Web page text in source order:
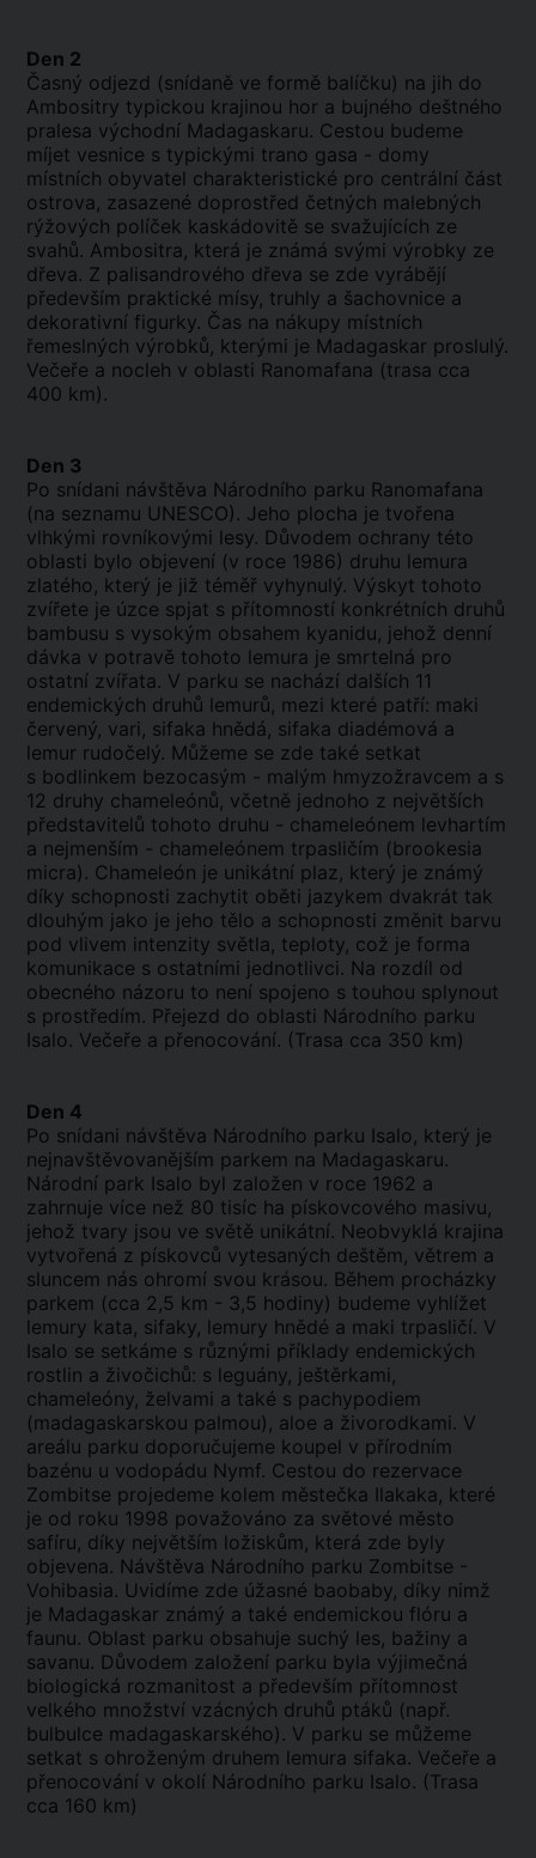
Den 2
Časný odjezd (snídaně ve formě balíčku) na jih do
Ambositry typickou krajinou hor a bujného deštného
pralesa východní Madagaskaru. Cestou budeme
míjet vesnice s typickými trano gasa - domy
místních obyvatel charakteristické pro centrální část
ostrova, zasazené doprostřed četných malebných
rýžových políček kaskádovitě se svažujících ze
svahů. Ambositra, která je známá svými výrobky ze
dřeva. Z palisandrového dřeva se zde vyrábějí
především praktické mísy, truhly a šachovnice a
dekorativní figurky. Čas na nákupy místních
řemeslných výrobků, kterými je Madagaskar proslulý.
Večeře a nocleh v oblasti Ranomafana (trasa cca
400 km).
Den 3
Po snídani návštěva Národního parku Ranomafana
(na seznamu UNESCO). Jeho plocha je tvořena
vlhkými rovníkovými lesy. Důvodem ochrany této
oblasti bylo objevení (v roce 1986) druhu lemura
zlatého, který je již téměř vyhynulý. Výskyt tohoto
zvířete je úzce spjat s přítomností konkrétních druhů
bambusu s vysokým obsahem kyanidu, jehož denní
dávka v potravě tohoto lemura je smrtelná pro
ostatní zvířata. V parku se nachází dalších 11
endemických druhů lemurů, mezi které patří: maki
červený, vari, sifaka hnědá, sifaka diadémová a
lemur rudočelý. Můžeme se zde také setkat
s bodlinkem bezocasým - malým hmyzožravcem a s
12 druhy chameleónů, včetně jednoho z největších
představitelů tohoto druhu - chameleónem levhartím
a nejmenším - chameleónem trpasličím (brookesia
micra). Chameleón je unikátní plaz, který je známý
díky schopnosti zachytit oběti jazykem dvakrát tak
dlouhým jako je jeho tělo a schopnosti změnit barvu
pod vlivem intenzity světla, teploty, což je forma
komunikace s ostatními jednotlivci. Na rozdíl od
obecného názoru to není spojeno s touhou splynout
s prostředím. Přejezd do oblasti Národního parku
Isalo. Večeře a přenocování. (Trasa cca 350 km)
Den 4
Po snídani návštěva Národního parku Isalo, který je
nejnavštěvovanějším parkem na Madagaskaru.
Národní park Isalo byl založen v roce 1962 a
zahrnuje více než 80 tisíc ha pískovcového masivu,
jehož tvary jsou ve světě unikátní. Neobvyklá krajina
vytvořená z pískovců vytesaných deštěm, větrem a
sluncem nás ohromí svou krásou. Během procházky
parkem (cca 2,5 km - 3,5 hodiny) budeme vyhlížet
lemury kata, sifaky, lemury hnědé a maki trpasličí. V
Isalo se setkáme s různými příklady endemických
rostlin a živočichů: s leguány, ještěrkami,
chameleóny, želvami a také s pachypodiem
(madagaskarskou palmou), aloe a živorodkami. V
areálu parku doporučujeme koupel v přírodním
bazénu u vodopádu Nymf. Cestou do rezervace
Zombitse projedeme kolem městečka Ilakaka, které
je od roku 1998 považováno za světové město
safíru, díky největším ložiskům, která zde byly
objevena. Návštěva Národního parku Zombitse -
Vohibasia. Uvidíme zde úžasné baobaby, díky nimž
je Madagaskar známý a také endemickou flóru a
faunu. Oblast parku obsahuje suchý les, bažiny a
savanu. Důvodem založení parku byla výjimečná
biologická rozmanitost a především přítomnost
velkého množství vzácných druhů ptáků (např.
bulbulce madagaskarského). V parku se můžeme
setkat s ohroženým druhem lemura sifaka. Večeře a
přenocování v okolí Národního parku Isalo. (Trasa
cca 160 km)